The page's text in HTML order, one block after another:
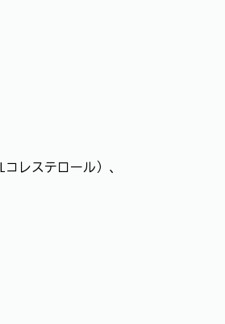
コレステロール）、